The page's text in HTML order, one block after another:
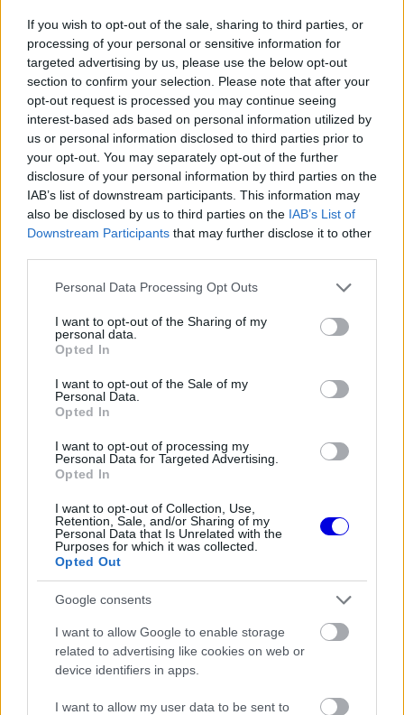
If you wish to opt-out of the sale, sharing to third parties, or
processing of your personal or sensitive information for
targeted advertising by us, please use the below opt-out
section to confirm your selection. Please note that after your
opt-out request is processed you may continue seeing
interest-based ads based on personal information utilized by
us or personal information disclosed to third parties prior to
your opt-out. You may separately opt-out of the further
disclosure of your personal information by third parties on the
IAB’s list of downstream participants. This information may
also be disclosed by us to third parties on the IAB’s List of
Downstream Participants that may further disclose it to other
Please note that this website/app uses one or more Google
not limited to your visit or usage behaviour. You may click to
grant or deny consent to Google and its third-party tags to
use your data for below specified purposes in below Google
consent section.
Personal Data Processing Opt Outs
I want to opt-out of the Sharing of my
personal data.
Opted In
I want to opt-out of the Sale of my
Personal Data.
Opted In
I want to opt-out of processing my
Personal Data for Targeted Advertising.
Opted In
I want to opt-out of Collection, Use,
Retention, Sale, and/or Sharing of my
Personal Data that Is Unrelated with the
Purposes for which it was collected.
Opted Out
Google consents
I want to allow Google to enable storage
related to advertising like cookies on web or
device identifiers in apps.
I want to allow my user data to be sent to
A hétszeres világbajnok számára 2025 valódi
fordulópontot jelentett, hiszen hosszú éveket
követően először váltott csapatot, és vette fel a
vörös overallt. Bár a szezon során messze
elmaradtak a várt sikerek, Hamilton mégis
kiemelte, mennyire különleges kapcsolat alakult ki
közte és az olasz csapat közege között.
Player
is
This
modal
the server or network failed or because the format
„Szürreális érzés, hogy aFerraritagja lehetek. Ez
az év teljesen megváltoztatta az életemet” – írta a
brit pilóta, aki az idényt lezáró futam előtt a
vett, ahol láthatóan felszabadultan, mosolyogva
pózolt a többiekkel. A fotózásról készült képeket
és videókat szintén megosztotta a közösségi